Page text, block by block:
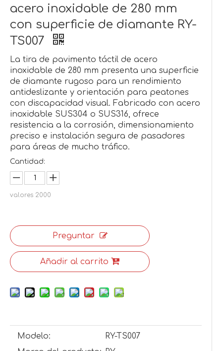
acero inoxidable de 280 mm
con superficie de diamante RY-
TS007
La tira de pavimento táctil de acero
inoxidable de 280 mm presenta una superficie
de diamante rugoso para un rendimiento
antideslizante y orientación para peatones
con discapacidad visual. Fabricado con acero
inoxidable SUS304 o SUS316, ofrece
resistencia a la corrosión, dimensionamiento
preciso e instalación segura de pasadores
para áreas de mucho tráfico.
Cantidad:
valores 2000
Preguntar
Añadir al carrito
Modelo:
RY-TS007